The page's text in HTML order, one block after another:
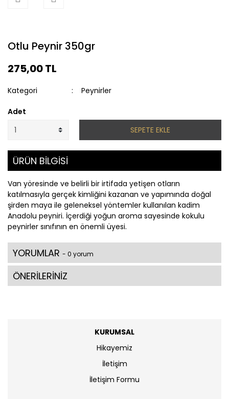
Otlu Peynir 350gr
275,00 TL
Kategori Peynirler
Adet
SEPETE EKLE
ÜRÜN BİLGİSİ
Van yöresinde ve belirli bir irtifada yetişen otların
katılmasıyla gerçek kimliğini kazanan ve yapımında doğal
şirden maya ile geleneksel yöntemler kullanılan kadim
Anadolu peyniri. İçerdiği yoğun aroma sayesinde kokulu
peynirler sınıfının en önemli üyesi.
YORUMLAR - 0 yorum
ÖNERİLERİNİZ
KURUMSAL
Hikayemiz
İletişim
İletişim Formu